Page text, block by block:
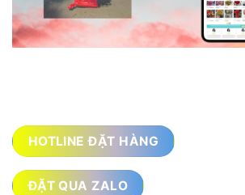
HOTLINE ĐẶT HÀNG
ĐẶT QUA ZALO